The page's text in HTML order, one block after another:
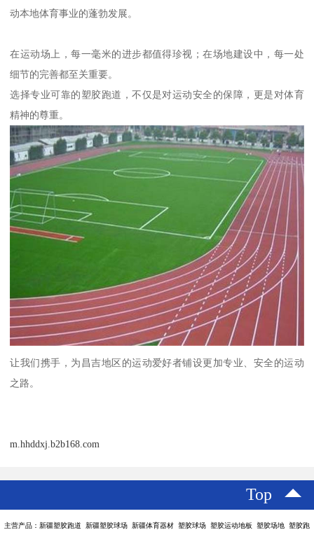
动本地体育事业的蓬勃发展。
在运动场上，每一毫米的进步都值得珍视；在场地建设中，每一处
细节的完善都至关重要。
选择专业可靠的塑胶跑道，不仅是对运动安全的保障，更是对体育
精神的尊重。
让我们携手，为昌吉地区的运动爱好者铺设更加专业、安全的运动
之路。
m.hhddxj.b2b168.com
Top
主营产品：新疆塑胶跑道 新疆塑胶球场 新疆体育器材 塑胶球场 塑胶运动地板 塑胶场地 塑胶跑